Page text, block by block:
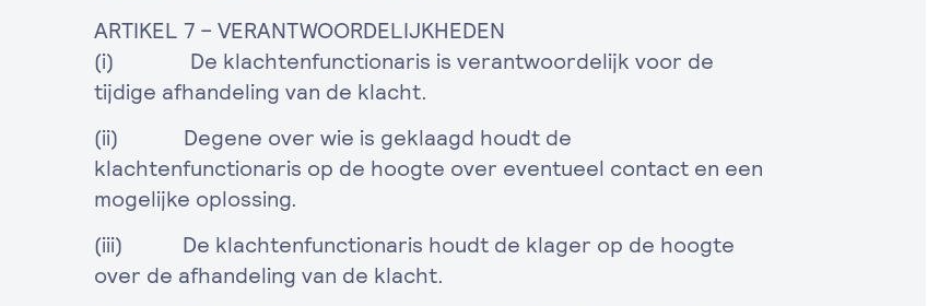
ARTIKEL 7 – VERANTWOORDELIJKHEDEN
(i) De klachtenfunctionaris is verantwoordelijk voor de
tijdige afhandeling van de klacht.
(ii) Degene over wie is geklaagd houdt de
klachtenfunctionaris op de hoogte over eventueel contact en een
mogelijke oplossing.
(iii) De klachtenfunctionaris houdt de klager op de hoogte
over de afhandeling van de klacht.